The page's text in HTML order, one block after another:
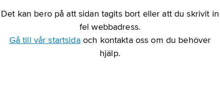
Det kan bero på att sidan tagits bort eller att du skrivit in
fel webbadress.
Gå till vår startsidaoch kontakta oss om du behöver
hjälp.